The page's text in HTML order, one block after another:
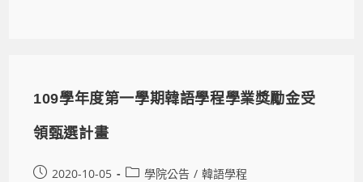
109學年度第一學期韓語學程學業獎勵金受
領甄選計畫
2020-10-05 學院公告 / 韓語學程